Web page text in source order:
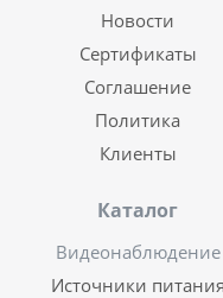
Новости
Сертификаты
Соглашение
Политика
Клиенты
Каталог
Видеонаблюдение
Источники питания